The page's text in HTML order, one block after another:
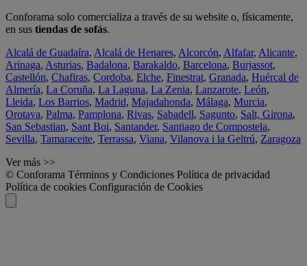
Conforama solo comercializa a través de su website o, físicamente,
en sus tiendas de sofás.
Alcalá de Guadaíra, Alcalá de Henares, Alcorcón, Alfafar, Alicante,
Arinaga, Asturias, Badalona, Barakaldo, Barcelona, Burjassot,
Castellón, Chafiras, Cordoba, Elche, Finestrat, Granada, Huércal de
Almería, La Coruña, La Laguna, La Zenia, Lanzarote, León,
Lleida, Los Barrios, Madrid, Majadahonda, Málaga, Murcia,
Orotava, Palma, Pamplona, Rivas, Sabadell, Sagunto, Salt, Girona,
San Sebastian, Sant Boi, Santander, Santiago de Compostela,
Sevilla, Tamaraceite, Terrassa, Viana, Vilanova i la Geltrú, Zaragoza
Ver más >>
© Conforama Términos y Condiciones Política de privacidad
Política de cookies Configuración de Cookies